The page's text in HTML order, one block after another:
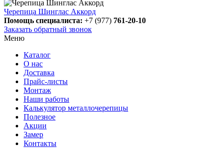
Черепица Шинглас Аккорд
Помощь специалиста: +7 (977) 761-20-10
Заказать обратный звонок
Меню
Каталог
О нас
Доставка
Прайс-листы
Монтаж
Наши работы
Калькулятор металлочерепицы
Полезное
Акции
Замер
Контакты